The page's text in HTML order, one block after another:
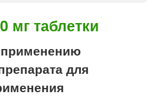
таблетки
для